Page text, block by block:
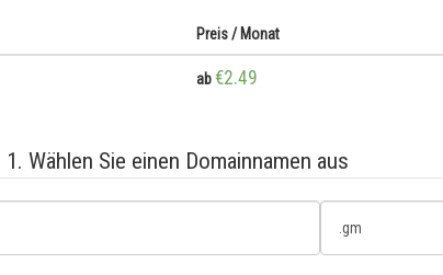
Preis / Monat
ab€2.49
1. Wählen Sie einen Domainnamen aus